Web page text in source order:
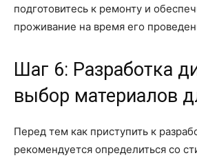
подготовитесь к ремонту и
проживание на время его
Шаг 6: Разработка
выбор материалов
Перед тем как приступить к
рекомендуется определиться со